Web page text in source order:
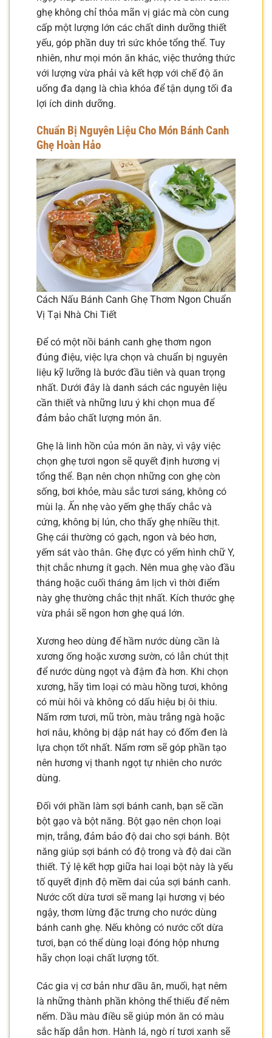
ghẹ không chỉ thỏa mãn vị giác mà còn cung
cấp một lượng lớn các chất dinh dưỡng thiết
yếu, góp phần duy trì sức khỏe tổng thể. Tuy
nhiên, như mọi món ăn khác, việc thưởng thức
với lượng vừa phải và kết hợp với chế độ ăn
uống đa dạng là chìa khóa để tận dụng tối đa
lợi ích dinh dưỡng.
Chuẩn Bị Nguyên Liệu Cho Món Bánh Canh
Ghẹ Hoàn Hảo
Cách Nấu Bánh Canh Ghẹ Thơm Ngon Chuẩn
Vị Tại Nhà Chi Tiết
Để có một nồi bánh canh ghẹ thơm ngon
đúng điệu, việc lựa chọn và chuẩn bị nguyên
liệu kỹ lưỡng là bước đầu tiên và quan trọng
nhất. Dưới đây là danh sách các nguyên liệu
cần thiết và những lưu ý khi chọn mua để
đảm bảo chất lượng món ăn.
Ghẹ là linh hồn của món ăn này, vì vậy việc
chọn ghẹ tươi ngon sẽ quyết định hương vị
tổng thể. Bạn nên chọn những con ghẹ còn
sống, bơi khỏe, màu sắc tươi sáng, không có
mùi lạ. Ấn nhẹ vào yếm ghẹ thấy chắc và
cứng, không bị lún, cho thấy ghẹ nhiều thịt.
Ghẹ cái thường có gạch, ngon và béo hơn,
yếm sát vào thân. Ghẹ đực có yếm hình chữ Y,
thịt chắc nhưng ít gạch. Nên mua ghẹ vào đầu
tháng hoặc cuối tháng âm lịch vì thời điểm
này ghẹ thường chắc thịt nhất. Kích thước ghẹ
vừa phải sẽ ngon hơn ghẹ quá lớn.
Xương heo dùng để hầm nước dùng cần là
xương ống hoặc xương sườn, có lẫn chút thịt
để nước dùng ngọt và đậm đà hơn. Khi chọn
xương, hãy tìm loại có màu hồng tươi, không
có mùi hôi và không có dấu hiệu bị ôi thiu.
Nấm rơm tươi, mũ tròn, màu trắng ngà hoặc
hơi nâu, không bị dập nát hay có đốm đen là
lựa chọn tốt nhất. Nấm rơm sẽ góp phần tạo
nên hương vị thanh ngọt tự nhiên cho nước
dùng.
Đối với phần làm sợi bánh canh, bạn sẽ cần
bột gạo và bột năng. Bột gạo nên chọn loại
mịn, trắng, đảm bảo độ dai cho sợi bánh. Bột
năng giúp sợi bánh có độ trong và độ dai cần
thiết. Tỷ lệ kết hợp giữa hai loại bột này là yếu
tố quyết định độ mềm dai của sợi bánh canh.
Nước cốt dừa tươi sẽ mang lại hương vị béo
ngậy, thơm lừng đặc trưng cho nước dùng
bánh canh ghẹ. Nếu không có nước cốt dừa
tươi, bạn có thể dùng loại đóng hộp nhưng
hãy chọn loại chất lượng tốt.
Các gia vị cơ bản như dầu ăn, muối, hạt nêm
là những thành phần không thể thiếu để nêm
nếm. Dầu màu điều sẽ giúp món ăn có màu
sắc hấp dẫn hơn. Hành lá, ngò rí tươi xanh sẽ